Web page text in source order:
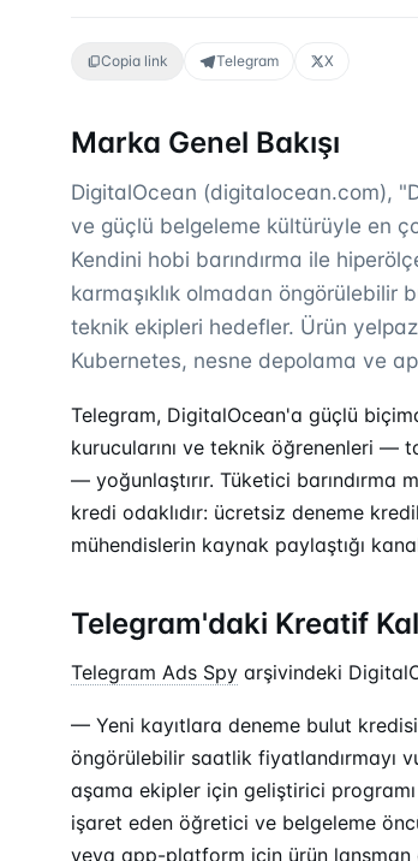
Copia link Telegram X
Marka Genel Bakışı
DigitalOcean (digitalocean.com),
ve güçlü belgeleme kültürüyle en
Kendini hobi barındırma ile
karmaşıklık olmadan öngörülebilir
teknik ekipleri hedefler. Ürün
Kubernetes, nesne depolama ve
Telegram, DigitalOcean'a güçlü
kurucularını ve teknik öğrenenleri —
— yoğunlaştırır. Tüketici barındırma
kredi odaklıdır: ücretsiz deneme
mühendislerin kaynak paylaştığı
Telegram'daki Kreatif
Telegram Ads Spy arşivindeki
— Yeni kayıtlara deneme bulut
öngörülebilir saatlik fiyatlandırmayı
aşama ekipler için geliştirici
işaret eden öğretici ve belgeleme
veya app-platform için ürün lansman